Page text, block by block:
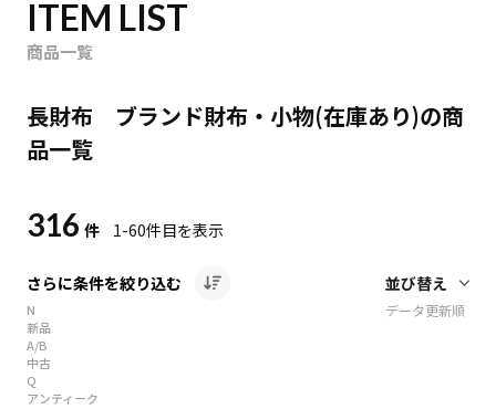
ITEM LIST
商品一覧
長財布 ブランド財布・小物(在庫あり)の商
品一覧
316 件 1-60件目を表示
さらに条件を絞り込む
N
新品
A/B
中古
Q
アンティーク
データ更新順